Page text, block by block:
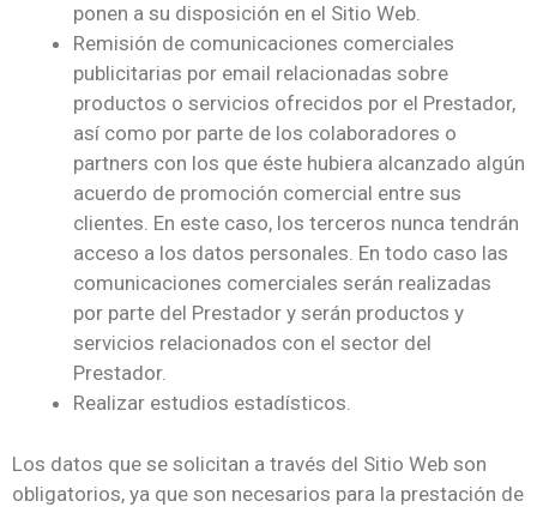
ponen a su disposición en el Sitio Web.
Remisión de comunicaciones comerciales
publicitarias por email relacionadas sobre
productos o servicios ofrecidos por el Prestador,
así como por parte de los colaboradores o
partners con los que éste hubiera alcanzado algún
acuerdo de promoción comercial entre sus
clientes. En este caso, los terceros nunca tendrán
acceso a los datos personales. En todo caso las
comunicaciones comerciales serán realizadas
por parte del Prestador y serán productos y
servicios relacionados con el sector del
Prestador.
Realizar estudios estadísticos.
Los datos que se solicitan a través del Sitio Web son
obligatorios, ya que son necesarios para la prestación de